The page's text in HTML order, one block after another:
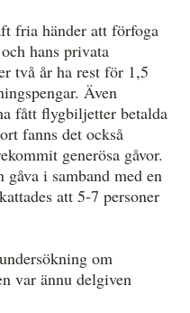
fria händer att förfoga
hans privata
två år ha rest för 1,5
Även
fått flygbiljetter betalda
fanns det också
generösa gåvor.
gåva i samband med en
att 5-7 personer
om
var ännu delgiven